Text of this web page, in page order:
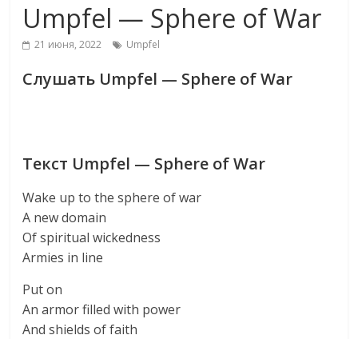
Umpfel — Sphere of War
21 июня, 2022 Umpfel
Слушать Umpfel — Sphere of War
Текст Umpfel — Sphere of War
Wake up to the sphere of war
A new domain
Of spiritual wickedness
Armies in line
Put on
An armor filled with power
And shields of faith